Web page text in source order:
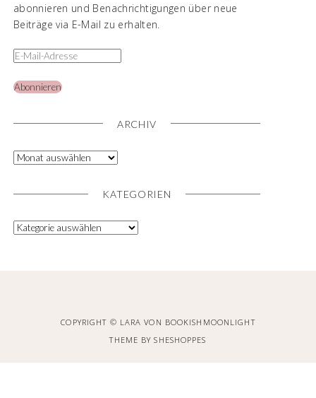
abonnieren und Benachrichtigungen über neue
Beiträge via E-Mail zu erhalten.
Abonnieren
ARCHIV
KATEGORIEN
COPYRIGHT © LARA VON BOOKISHMOONLIGHT
THEME BYSHESHOPPES